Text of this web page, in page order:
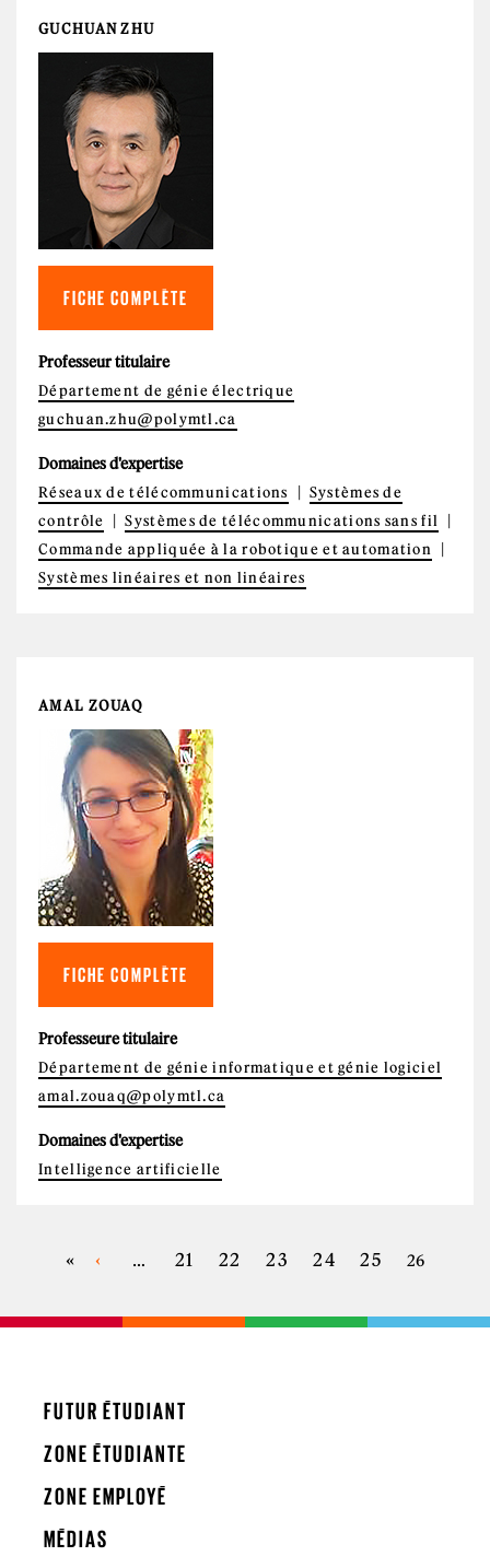
GUCHUAN ZHU
FICHE COMPLÈTE
Professeur titulaire
Département de génie électrique
guchuan.zhu@polymtl.ca
Domaines d'expertise
Réseaux de télécommunications
Systèmes de
contrôle
Systèmes de télécommunications sans fil
Commande appliquée à la robotique et automation
Systèmes linéaires et non linéaires
AMAL ZOUAQ
FICHE COMPLÈTE
Professeure titulaire
Département de génie informatique et génie logiciel
amal.zouaq@polymtl.ca
Domaines d'expertise
Intelligence artificielle
PAGES
« ‹ … 21 22 23 24 25 26
FUTUR ÉTUDIANT
ZONE ÉTUDIANTE
ZONE EMPLOYÉ
MÉDIAS